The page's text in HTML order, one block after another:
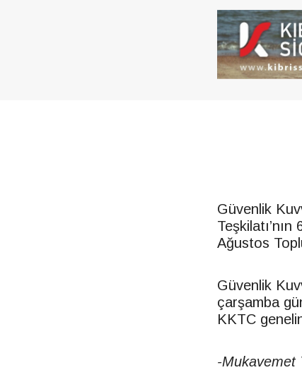
Güvenlik
Ağustos
Güvenlik
çarşamba
KKTC
-Mukavemet